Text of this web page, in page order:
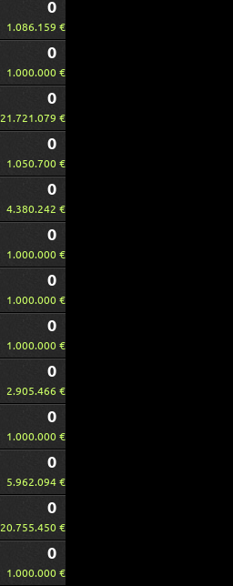
0
1.086.159 €
0
1.000.000 €
0
21.721.079 €
0
1.050.700 €
0
4.380.242 €
0
1.000.000 €
0
1.000.000 €
0
1.000.000 €
0
2.905.466 €
0
1.000.000 €
0
5.962.094 €
0
20.755.450 €
0
1.000.000 €